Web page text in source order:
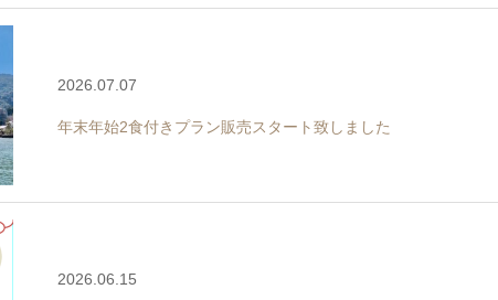
2026.07.07
年末年始2食付きプラン販売スタート致しました
2026.06.15